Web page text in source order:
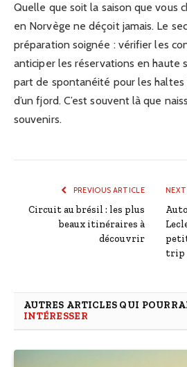
Quelle que soit la saison que vous
en Norvège ne déçoit jamais. Le
préparation soignée : vérifier les
anticiper les réservations en haute
part de spontanéité pour les haltes
d’un fjord. C’est souvent là que
souvenirs.
PREVIOUS ARTICLE
Circuit au brésil : les plus
beaux itinéraires à
découvrir
trip
AUTRES ARTICLES QUI
INTÉRESSER